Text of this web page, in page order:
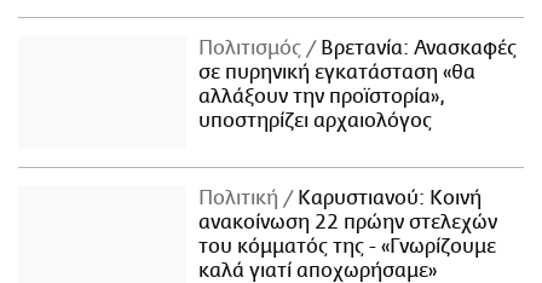
Πολιτισμός
Βρετανία: Ανασκαφές
σε πυρηνική εγκατάσταση «θα
αλλάξουν την προϊστορία»,
υποστηρίζει αρχαιολόγος
Πολιτική
Καρυστιανού: Κοινή
ανακοίνωση 22 πρώην στελεχών
του κόμματός της - «Γνωρίζουμε
καλά γιατί αποχωρήσαμε»